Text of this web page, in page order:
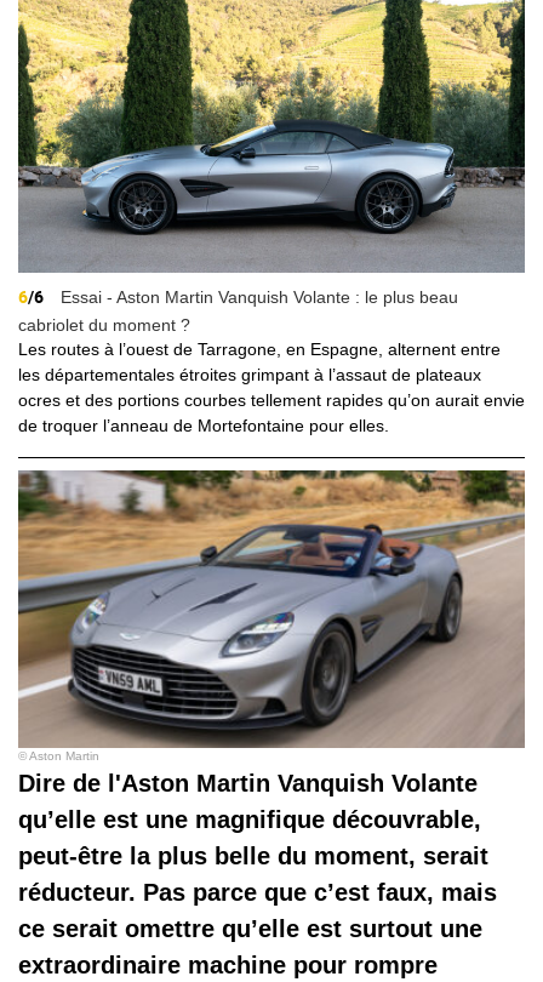
6/6
Essai - Aston Martin Vanquish Volante : le plus beau
cabriolet du moment ?
Les routes à l’ouest de Tarragone, en Espagne, alternent entre
les départementales étroites grimpant à l’assaut de plateaux
ocres et des portions courbes tellement rapides qu’on aurait envie
de troquer l’anneau de Mortefontaine pour elles.
© Aston Martin
Dire de l'Aston Martin Vanquish Volante
qu’elle est une magnifique découvrable,
peut-être la plus belle du moment, serait
réducteur. Pas parce que c’est faux, mais
ce serait omettre qu’elle est surtout une
extraordinaire machine pour rompre